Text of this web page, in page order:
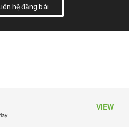
VIEW
hệ đăng bài